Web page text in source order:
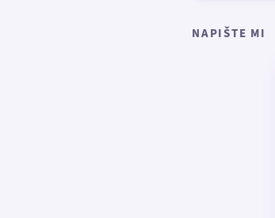
NAPIŠTE MI